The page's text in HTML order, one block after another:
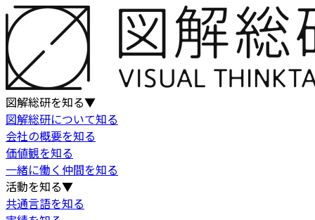
図解総研を知る▼
図解総研について知る
会社の概要を知る
価値観を知る
一緒に働く仲間を知る
活動を知る▼
共通言語を知る